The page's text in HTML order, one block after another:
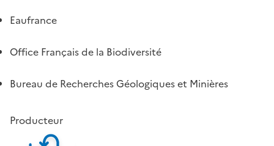
Eaufrance
Office Français de la Biodiversité
Bureau de Recherches Géologiques et Minières
Producteur